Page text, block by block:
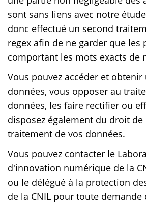
sont sans liens avec notre
donc effectué un second
regex afin de ne garder que les
comportant les mots exacts de
Vous pouvez accéder et
données, vous opposer au
données, les faire rectifier ou
disposez également du droit
traitement de vos données.
Vous pouvez contacter le
d'innovation numérique de la
ou le délégué à la protection
de la CNIL pour toute demande